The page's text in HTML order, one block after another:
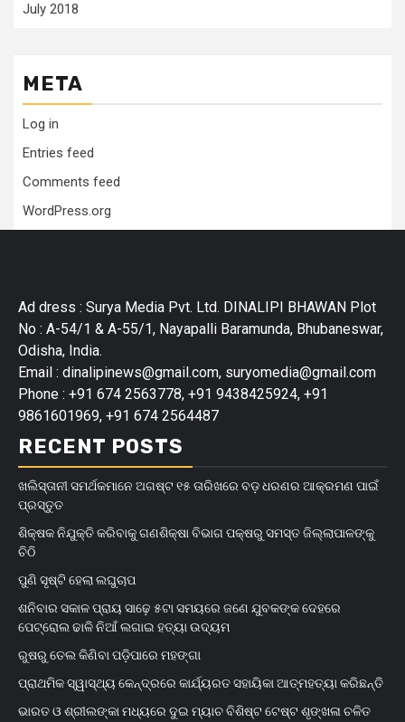
July 2018
META
Log in
Entries feed
Comments feed
WordPress.org
Ad dress : Surya Media Pvt. Ltd. DINALIPI BHAWAN Plot
No : A-54/1 & A-55/1, Nayapalli Baramunda, Bhubaneswar,
Odisha, India.
Email : dinalipinews@gmail.com, suryomedia@gmail.com
Phone : +91 674 2563778, +91 9438425924, +91
9861601969, +91 674 2564487
RECENT POSTS
ଖଲିସ୍ତାନୀ ସମର୍ଥକମାନେ ଅଗଷ୍ଟ ୧୫ ତାରିଖରେ ବଡ଼ ଧରଣର ଆକ୍ରମଣ ପାଇଁ
ପ୍ରସ୍ତୁତ
ଶିକ୍ଷକ ନିଯୁକ୍ତି କରିବାକୁ ଗଣଶିକ୍ଷା ବିଭାଗ ପକ୍ଷରୁ ସମସ୍ତ ଜିଲ୍ଲାପାଳଙ୍କୁ
ଚିଠି
ପୁଣି ସୃଷ୍ଟି ହେଲା ଲଘୁଚାପ
ଶନିବାର ସକାଳ ପ୍ରାୟ ସାଢ଼େ ୫ଟା ସମୟରେ ଜଣେ ଯୁବକଙ୍କ ଦେହରେ
ପେଟ୍ରୋଲ ଢାଳି ନିଆଁ ଲଗାଇ ହତ୍ୟା ଉଦ୍ୟମ
ରୁଷରୁ ତେଲ କିଣିବା ପଡ଼ିପାରେ ମହଙ୍ଗା
ପ୍ରାଥମିକ ସ୍ୱାସ୍ଥ୍ୟ କେନ୍ଦ୍ରରେ କାର୍ଯ୍ୟରତ ସହାୟିକା ଆତ୍ମହତ୍ୟା କରିଛନ୍ତି
ଭାରତ ଓ ଶ୍ରୀଲଙ୍କା ମଧ୍ୟରେ ଦୁଇ ମ୍ୟାଚ ବିଶିଷ୍ଟ ଟେଷ୍ଟ ଶୃଙ୍ଖଳା ଚଳିତ